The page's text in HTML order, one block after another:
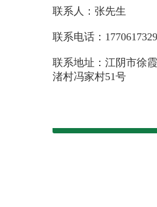
联系人：张先生
联系电话：
联系地址：江阴市徐
渚村冯家村51号